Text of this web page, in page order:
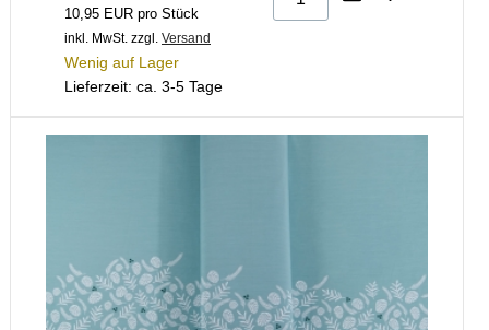
10,95 EUR pro Stück
inkl. MwSt. zzgl. Versand
Wenig auf Lager
Lieferzeit: ca. 3-5 Tage